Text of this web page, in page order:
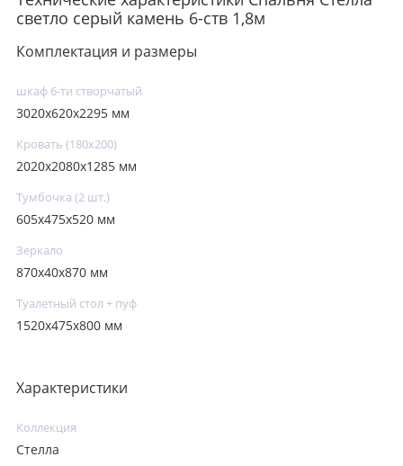
светло серый камень 6-ств 1,8м
Комплектация и размеры
шкаф 6-ти створчатый
3020х620х2295 мм
Кровать (180х200)
2020x2080x1285 мм
Тумбочка (2 шт.)
605х475х520 мм
Зеркало
870х40х870 мм
Туалетный стол + пуф
1520х475х800 мм
Характеристики
Коллекция
Стелла